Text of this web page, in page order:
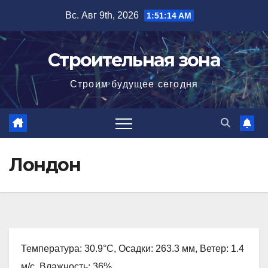
содержимому
Вс. Авг 9th, 2026 1:51:15 AM
Строительная зона
Строим будущее сегодня
Лондон
Температура: 30.9°C, Осадки: 263.3 мм, Ветер: 1.4